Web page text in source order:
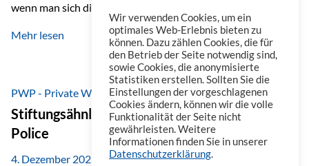
wenn man sich die Angebote ansieht, die im beruflichen
Umfeld zur Verfügung stehen. Online-Kurse als erster Schritt
Wenn es um Weiterbildung geht, denkt man häufig zuerst an
Online-Kurse. Eine Plattform, die dabei heraussticht, ist
Masterplan. Sie ist ähnlich aufgebaut wie eine Streaming-
Plattform und dadurch besonders einfach zu nutzen. Auf
Masterplan…
Mehr lesen
PWP - Private Wealth Police
Stiftungsähnliche Vorteile der Private Wealth
Police
4. Dezember 2025
Wir verwenden Cookies, um ein
optimales Web-Erlebnis bieten zu
können. Dazu zählen Cookies, die für
den Betrieb der Seite notwendig sind,
sowie Cookies, die anonymisierte
Statistiken erstellen. Sollten Sie die
Einstellungen der vorgeschlagenen
Cookies ändern, können wir die volle
Funktionalität der Seite nicht
gewährleisten. Weitere
Informationen finden Sie in unserer
Datenschutzerklärung.